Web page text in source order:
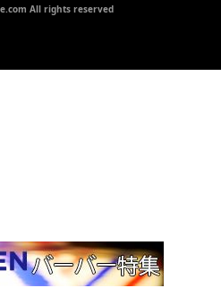
All rights reserved